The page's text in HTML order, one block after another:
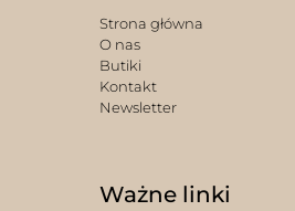
Strona główna
O nas
Butiki
Kontakt
Newsletter
Ważne linki